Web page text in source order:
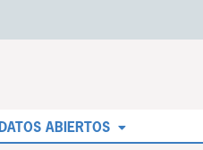
DATOS ABIERTOS